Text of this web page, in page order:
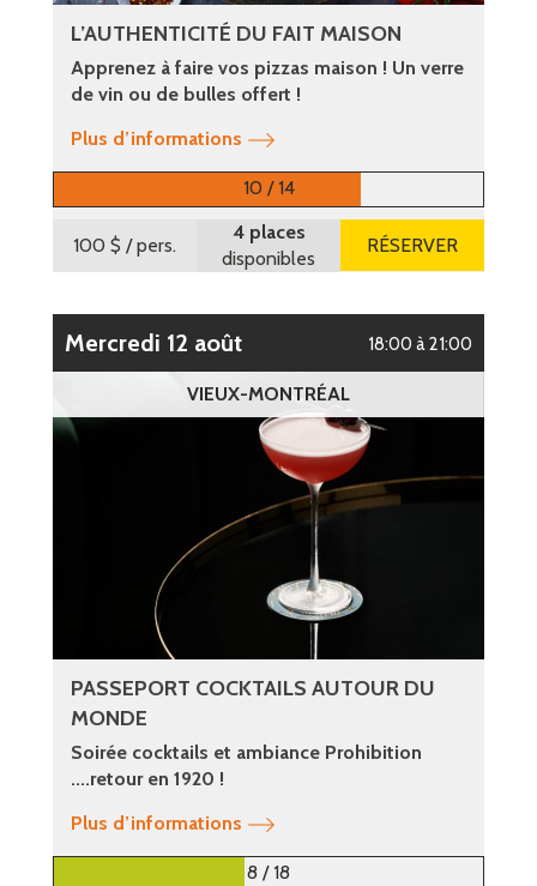
L’AUTHENTICITÉ DU FAIT MAISON
Apprenez à faire vos pizzas maison ! Un verre
de vin ou de bulles offert !
Plus d’informations
10 / 14
100 $ / pers.
4 places
disponibles
RÉSERVER
mercredi 12 août 18:00 à 21:00
VIEUX-MONTRÉAL
PASSEPORT COCKTAILS AUTOUR DU
MONDE
Soirée cocktails et ambiance Prohibition
....retour en 1920 !
Plus d’informations
8 / 18